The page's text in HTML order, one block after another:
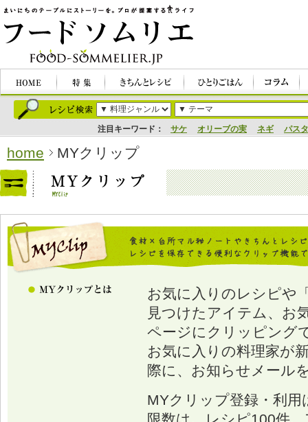
注目キーワード： サケ オリーブの実 ネギ パスタ
home MYクリップ
お気に入りのレシピや
見つけたアイテム、お
ページにクリッピング
お気に入りの料理家が
際に、お知らせメール
MYクリップ登録・利